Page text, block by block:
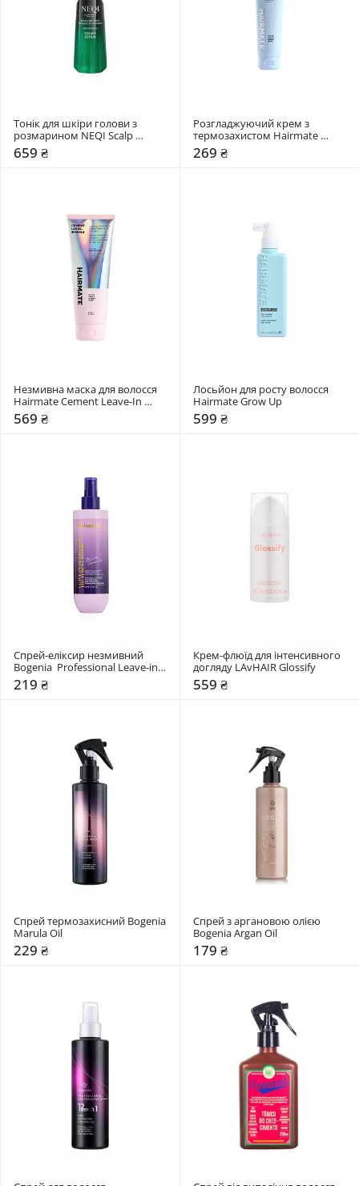
Тонік для шкіри голови з
розмарином NEQI Scalp
Symphony Rosemary Tonic
659 ₴
Розгладжуючий крем з
термозахистом Hairmate
Mermaid
269 ₴
Незмивна маска для волосся
Hairmate Cement Leave-In
Mask
569 ₴
Лосьйон для росту волосся
Hairmate Grow Up
599 ₴
Спрей-еліксир незмивний
Bogenia  Professional Leave-in
Detangling Treatment Elixir
219 ₴
Крем-флюїд для інтенсивного
догляду LAvHAIR Glossify
559 ₴
Спрей термозахисний Bogenia
Marula Oil
229 ₴
Спрей з аргановою олією
179 ₴